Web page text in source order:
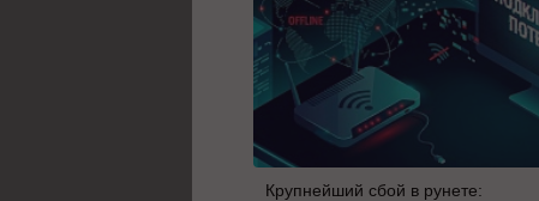
Крупнейший сбой в рунете: